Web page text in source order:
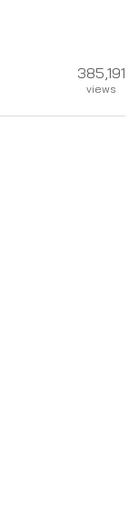
385,191
views